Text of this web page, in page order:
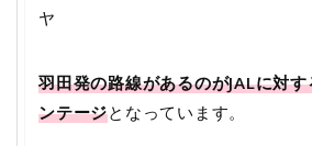
ヤ
羽田発の路線があるのがJALに対
ンテージとなっています。